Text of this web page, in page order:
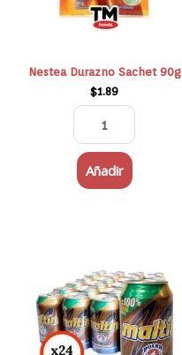
Nestea Durazno Sachet 90g
$1.89
Añadir
Lata
24
x
12